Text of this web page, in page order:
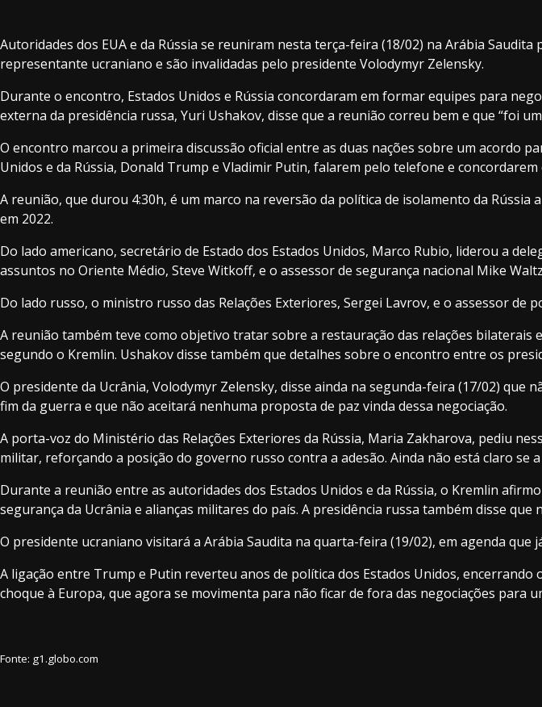
Autoridades dos EUA e da Rússia se reuniram nesta terça-feira (18/02) na Arábia
representante ucraniano e são invalidadas pelo presidente Volodymyr Zelensky.
Durante o encontro, Estados Unidos e Rússia concordaram em formar equipes para
externa da presidência russa, Yuri Ushakov, disse que a reunião correu bem e que “foi
O encontro marcou a primeira discussão oficial entre as duas nações sobre um acordo
Unidos e da Rússia, Donald Trump e Vladimir Putin, falarem pelo telefone e
A reunião, que durou 4:30h, é um marco na reversão da política de isolamento da
em 2022.
Do lado americano, secretário de Estado dos Estados Unidos, Marco Rubio, liderou a
assuntos no Oriente Médio, Steve Witkoff, e o assessor de segurança nacional Mike
Do lado russo, o ministro russo das Relações Exteriores, Sergei Lavrov, e o assessor
A reunião também teve como objetivo tratar sobre a restauração das relações
segundo o Kremlin. Ushakov disse também que detalhes sobre o encontro entre os
O presidente da Ucrânia, Volodymyr Zelensky, disse ainda na segunda-feira (17/02)
fim da guerra e que não aceitará nenhuma proposta de paz vinda dessa negociação.
A porta-voz do Ministério das Relações Exteriores da Rússia, Maria Zakharova, pediu
militar, reforçando a posição do governo russo contra a adesão. Ainda não está claro
Durante a reunião entre as autoridades dos Estados Unidos e da Rússia, o Kremlin
segurança da Ucrânia e alianças militares do país. A presidência russa também disse
O presidente ucraniano visitará a Arábia Saudita na quarta-feira (19/02), em agenda
A ligação entre Trump e Putin reverteu anos de política dos Estados Unidos,
choque à Europa, que agora se movimenta para não ficar de fora das negociações para
Fonte: g1.globo.com